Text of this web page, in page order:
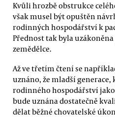
Kvůli hrozbě obstrukce
však musel být opuštěn
rodinných hospodářství k
Přednost tak byla
zemědělce.
Až ve třetím čtení se
uznáno, že mladší
rodinného hospodářství jako
bude uznána dostatečně
dělat běžné chovatelské